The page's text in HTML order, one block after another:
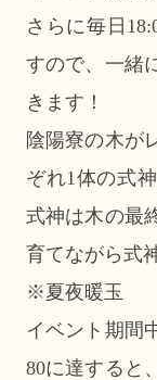
さらに毎日
すので、一緒
きます！
陰陽寮の木が
ぞれ1体の式
式神は木の最
育てながら式
※夏夜暖玉
イベント期間
80に達すると